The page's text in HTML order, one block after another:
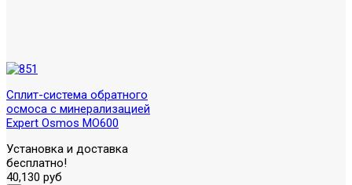
Сплит-система обратного
осмоса с минерализацией
Expert Osmos MO600
Установка и доставка
бесплатно!
40,130 руб